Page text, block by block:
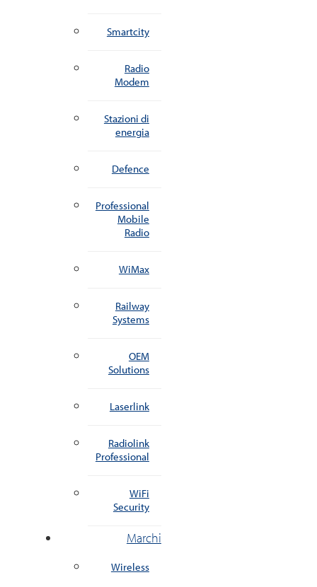
Smartcity
Radio
Modem
Stazioni di
energia
Defence
Professional
Mobile
Radio
WiMax
Railway
Systems
OEM
Solutions
Laserlink
Radiolink
Professional
WiFi
Security
Marchi
Wireless